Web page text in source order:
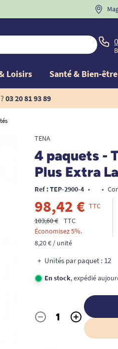
Loisirs Santé & Bien-être
03 20 81 93 89
TENA
4 paquets -
Plus Extra
Ref : TEP-2900-4 • •
98,42 € TTC
103,60 €
TTC
Économisez 5%.
8,20 € / unité
Unités par paquet : 12
En stock, expédié
Quantité
- +